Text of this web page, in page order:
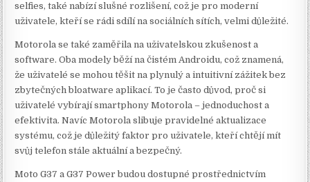
selfies, také nabízí slušné rozlišení, což je pro moderní
uživatele, kteří se rádi sdílí na sociálních sítích, velmi důležité.
Motorola se také zaměřila na uživatelskou zkušenost a
software. Oba modely běží na čistém Androidu, což znamená,
že uživatelé se mohou těšit na plynulý a intuitivní zážitek bez
zbytečných bloatware aplikací. To je často důvod, proč si
uživatelé vybírají smartphony Motorola – jednoduchost a
efektivita. Navíc Motorola slibuje pravidelné aktualizace
systému, což je důležitý faktor pro uživatele, kteří chtějí mít
svůj telefon stále aktuální a bezpečný.
Moto G37 a G37 Power budou dostupné prostřednictvím